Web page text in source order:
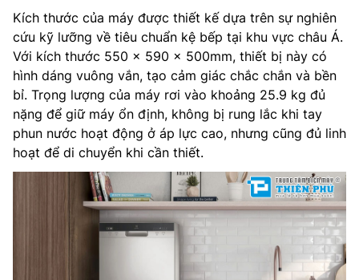
Kích thước của máy được thiết kế dựa trên sự nghiên
cứu kỹ lưỡng về tiêu chuẩn kệ bếp tại khu vực châu Á.
Với kích thước 550 x 590 x 500mm, thiết bị này có
hình dáng vuông vắn, tạo cảm giác chắc chắn và bền
bỉ. Trọng lượng của máy rơi vào khoảng 25.9 kg đủ
nặng để giữ máy ổn định, không bị rung lắc khi tay
phun nước hoạt động ở áp lực cao, nhưng cũng đủ linh
hoạt để di chuyển khi cần thiết.